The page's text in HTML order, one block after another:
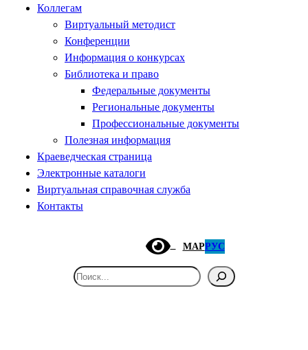
Коллегам
Виртуальный методист
Конференции
Информация о конкурсах
Библиотека и право
Федеральные документы
Региональные документы
Профессиональные документы
Полезная информация
Краеведческая страница
Электронные каталоги
Виртуальная справочная служба
Контакты
МАРРУС
Поиск